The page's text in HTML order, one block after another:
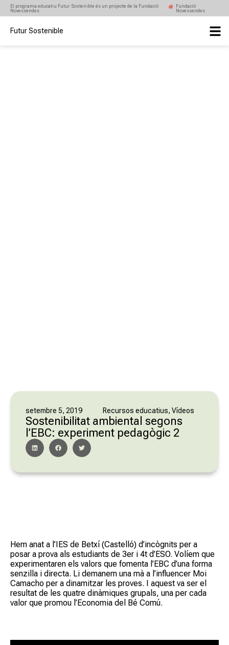
El programa educatiu Futur Sostenible és un projecte de la Fundació
Novessendes
Fundació
Novessendes
Futur Sostenible
setembre 5, 2019 Recursos educatius, Vídeos
Sostenibilitat ambiental segons
l’EBC: experiment pedagògic 2
Hem anat a l’IES de Betxí (Castelló) d’incògnits per a
posar a prova als estudiants de 3er i 4t d’ESO. Volíem que
experimentaren els valors que fomenta l’EBC d’una forma
senzilla i directa. Li demanem una mà a l’influencer Moi
Camacho per a dinamitzar les proves. I aquest va ser el
resultat de les quatre dinàmiques grupals, una per cada
valor que promou l’Economia del Bé Comú.